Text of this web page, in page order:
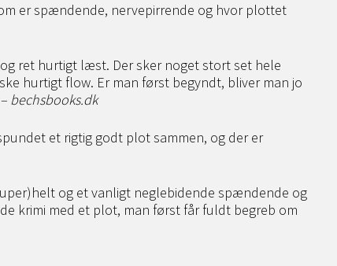
er spændende, nervepirrende og hvor plottet
ret hurtigt læst. Der sker noget stort set hele
hurtigt flow. Er man først begyndt, bliver man jo
– bechsbooks.dk
et rigtig godt plot sammen, og der er
og et vanligt neglebidende spændende og
krimi med et plot, man først får fuldt begreb om